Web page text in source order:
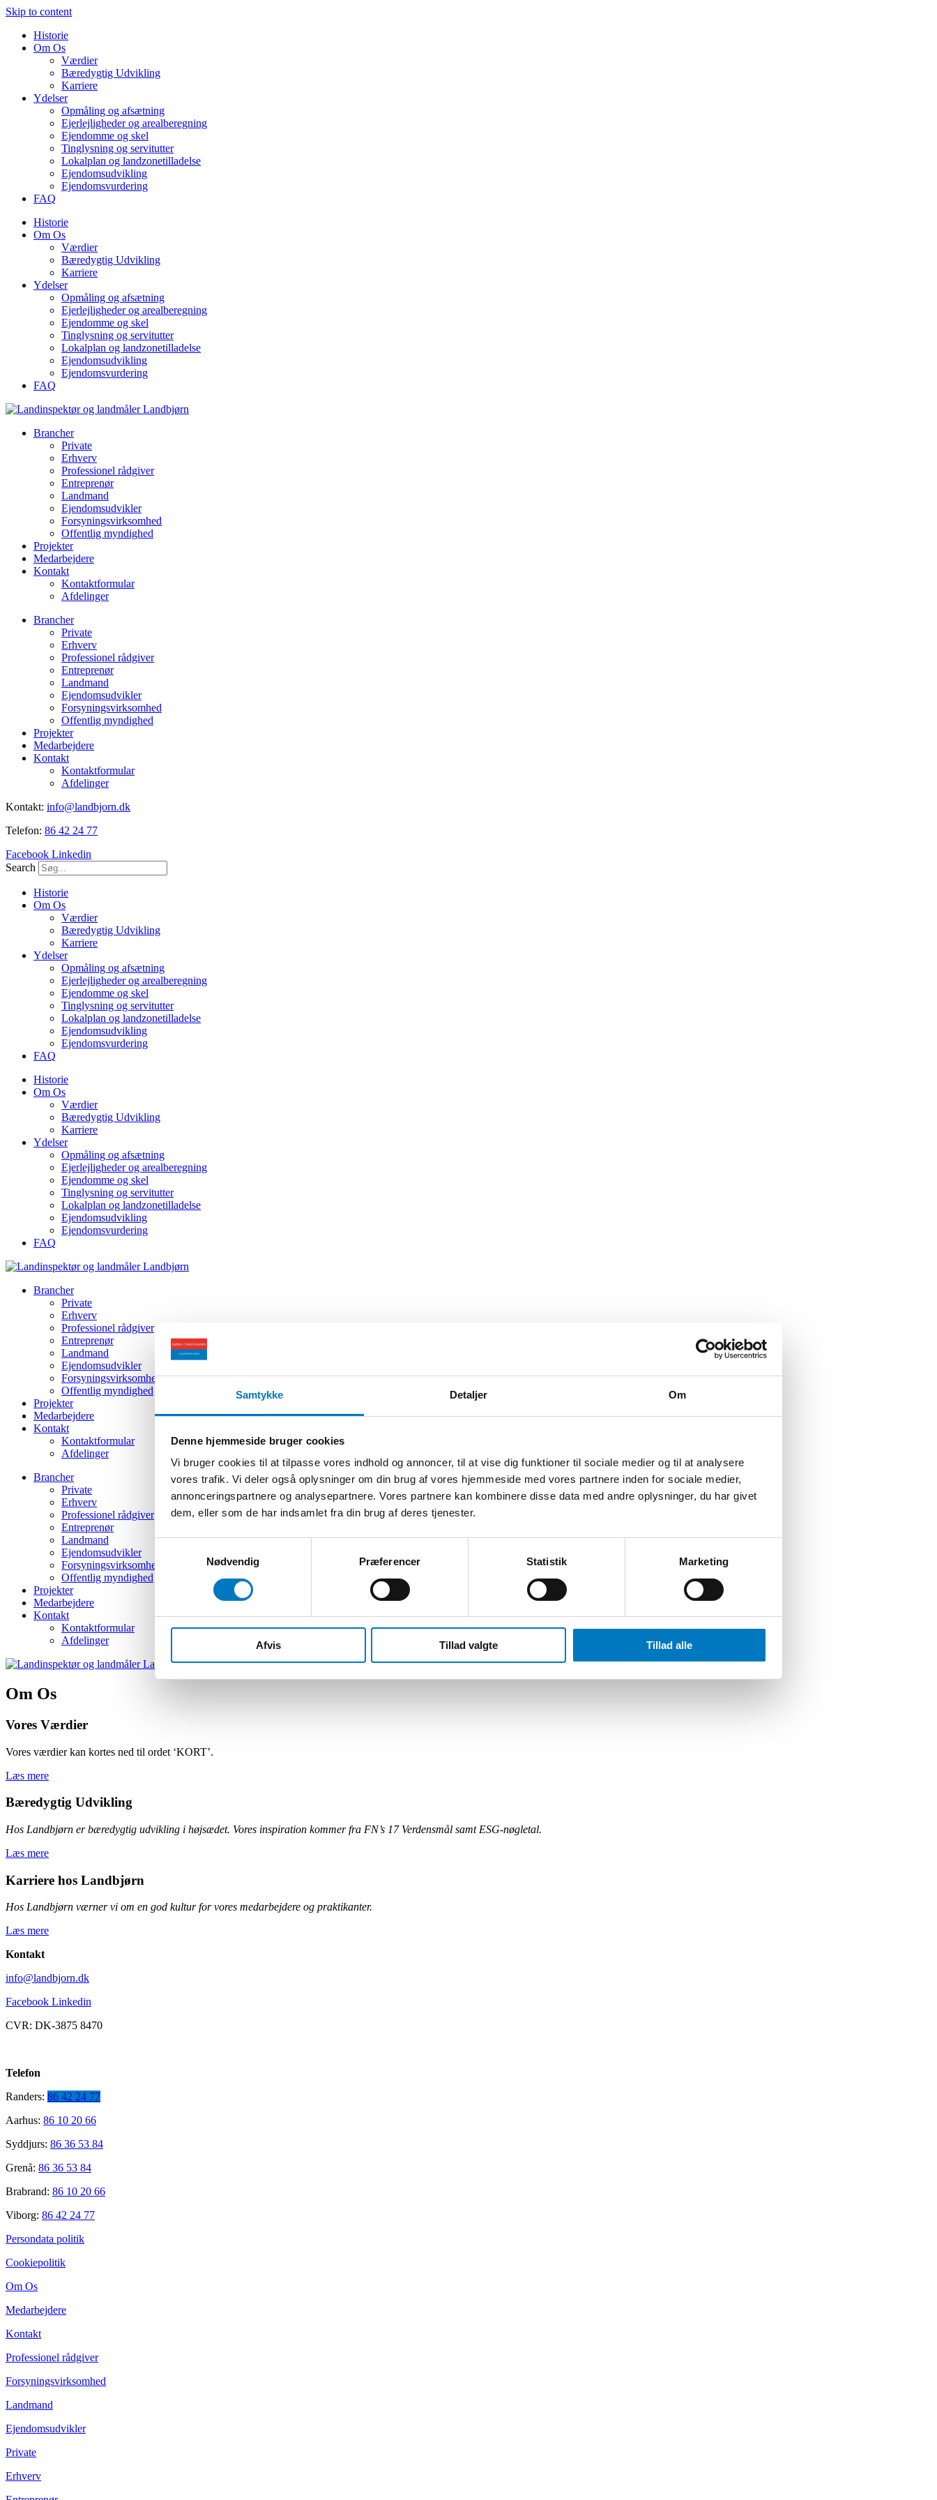
Samtykke Detaljer Om
Denne hjemmeside bruger cookies
Vi bruger cookies til at tilpasse vores indhold og annoncer, til at vise dig funktioner til sociale medier og til at analysere
vores trafik. Vi deler også oplysninger om din brug af vores hjemmeside med vores partnere inden for sociale medier,
annonceringspartnere og analysepartnere. Vores partnere kan kombinere disse data med andre oplysninger, du har givet
dem, eller som de har indsamlet fra din brug af deres tjenester.
Nødvendig
Præferencer Statistik Marketing
Afvis Tillad valgte Tillad alle
Skip to content
Historie
Om Os
Værdier
Bæredygtig Udvikling
Karriere
Ydelser
Opmåling og afsætning
Ejerlejligheder og arealberegning
Ejendomme og skel
Tinglysning og servitutter
Lokalplan og landzonetilladelse
Ejendomsudvikling
Ejendomsvurdering
FAQ
Historie
Om Os
Værdier
Bæredygtig Udvikling
Karriere
Ydelser
Opmåling og afsætning
Ejerlejligheder og arealberegning
Ejendomme og skel
Tinglysning og servitutter
Lokalplan og landzonetilladelse
Ejendomsudvikling
Ejendomsvurdering
FAQ
Brancher
Private
Erhverv
Professionel rådgiver
Entreprenør
Landmand
Ejendomsudvikler
Forsyningsvirksomhed
Offentlig myndighed
Projekter
Medarbejdere
Kontakt
Kontaktformular
Afdelinger
Brancher
Private
Erhverv
Professionel rådgiver
Entreprenør
Landmand
Ejendomsudvikler
Forsyningsvirksomhed
Offentlig myndighed
Projekter
Medarbejdere
Kontakt
Kontaktformular
Afdelinger
Kontakt: info@landbjorn.dk
Telefon: 86 42 24 77
Facebook Linkedin
Search
Historie
Om Os
Værdier
Bæredygtig Udvikling
Karriere
Ydelser
Opmåling og afsætning
Ejerlejligheder og arealberegning
Ejendomme og skel
Tinglysning og servitutter
Lokalplan og landzonetilladelse
Ejendomsudvikling
Ejendomsvurdering
FAQ
Historie
Om Os
Værdier
Bæredygtig Udvikling
Karriere
Ydelser
Opmåling og afsætning
Ejerlejligheder og arealberegning
Ejendomme og skel
Tinglysning og servitutter
Lokalplan og landzonetilladelse
Ejendomsudvikling
Ejendomsvurdering
FAQ
Brancher
Private
Erhverv
Professionel rådgiver
Entreprenør
Landmand
Ejendomsudvikler
Forsyningsvirksomhed
Offentlig myndighed
Projekter
Medarbejdere
Kontakt
Kontaktformular
Afdelinger
Brancher
Private
Erhverv
Professionel rådgiver
Entreprenør
Landmand
Ejendomsudvikler
Forsyningsvirksomhed
Offentlig myndighed
Projekter
Medarbejdere
Kontakt
Kontaktformular
Afdelinger
Om Os
Vores Værdier
Vores værdier kan kortes ned til ordet ‘KORT’.
Læs mere
Bæredygtig Udvikling
Hos Landbjørn er bæredygtig udvikling i højsædet. Vores inspiration kommer fra FN’s 17 Verdensmål samt ESG-nøgletal.
Læs mere
Karriere hos Landbjørn
Hos Landbjørn værner vi om en god kultur for vores medarbejdere og praktikanter.
Læs mere
Kontakt
info@landbjorn.dk
Facebook Linkedin
CVR: DK-3875 8470
Telefon
Randers: 86 42 24 77
Aarhus: 86 10 20 66
Syddjurs: 86 36 53 84
Grenå: 86 36 53 84
Brabrand: 86 10 20 66
Viborg: 86 42 24 77
Persondata politik
Cookiepolitik
Om Os
Medarbejdere
Kontakt
Professionel rådgiver
Forsyningsvirksomhed
Landmand
Ejendomsudvikler
Private
Erhverv